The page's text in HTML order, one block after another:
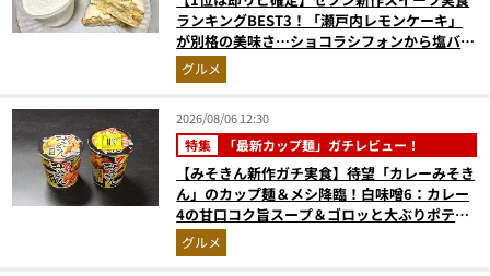
ランキングBEST3！「瀬戸内レモンケーキ」
が別格の美味さ…ショコラシフォンから塩バニ
ラプリンまで本気レビュー
グルメ
2026/08/06 12:30
特集 「最新カップ麺」ガチレビュー！
【みそきん新作ガチ実食】待望「カレーみそき
ん」のカップ麺＆メシ降臨！白味噌6：カレー
4の甘口コク旨スープ＆ゴロッと大ぶりポテト
に歓喜
グルメ